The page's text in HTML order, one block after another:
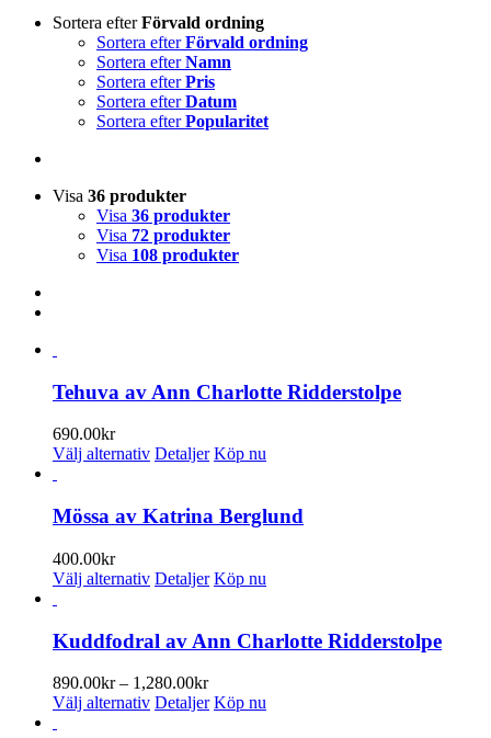
Sortera efterFörvald ordning
Sortera efterFörvald ordning
Sortera efterNamn
Sortera efterPris
Sortera efterDatum
Sortera efterPopularitet
Visa 36 produkter
Visa 36 produkter
Visa 72 produkter
Visa 108 produkter
Tehuva av Ann Charlotte Ridderstolpe
690.00kr
Välj alternativ Den
har
flera
De
olika
kan
väljas
produktsidan
Detaljer Köp nu
Mössa av Katrina Berglund
400.00kr
Välj alternativ Den
har
flera
varianter.
De
olika
Detaljer Köp nu
Kuddfodral av Ann Charlotte Ridderstolpe
890.00kr – 1,280.00krPrisintervall:
890.00kr
Välj alternativ Den
Detaljer Köp nu